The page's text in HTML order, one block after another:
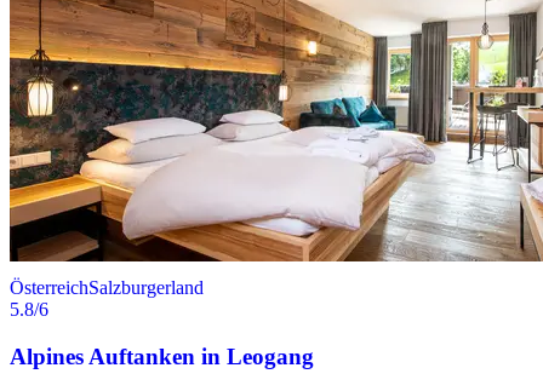
ÖsterreichSalzburgerland
5.8/6
Alpines Auftanken in Leogang